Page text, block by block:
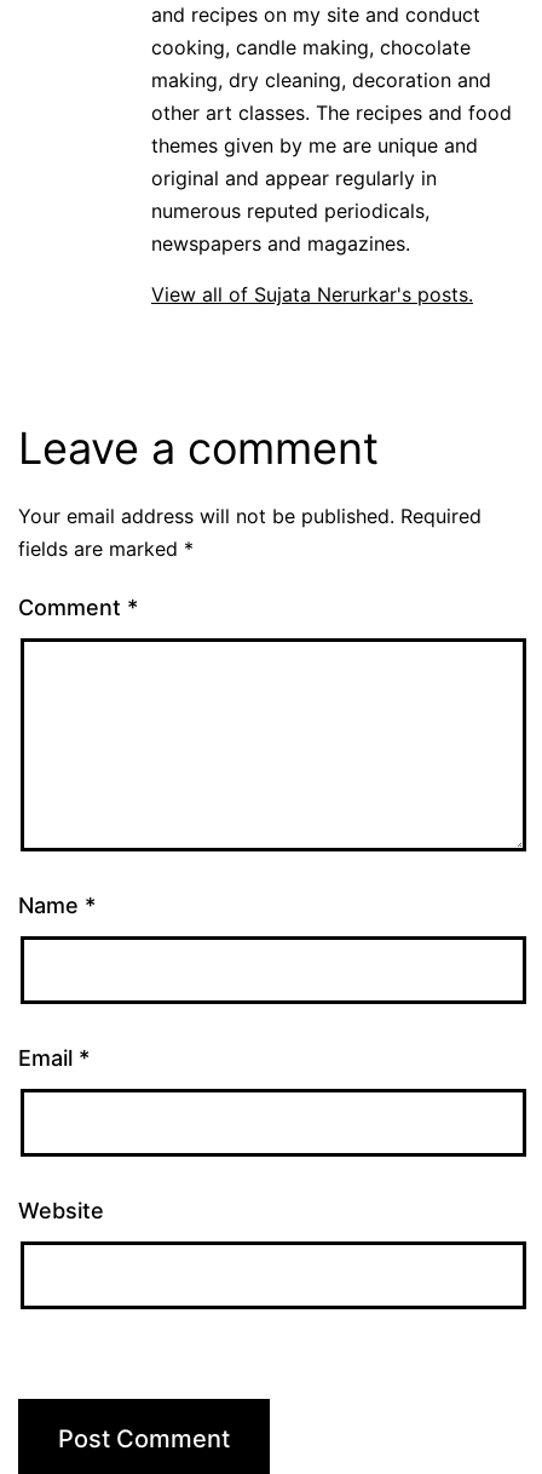
and recipes on my site and conduct
cooking, candle making, chocolate
making, dry cleaning, decoration and
other art classes. The recipes and food
themes given by me are unique and
original and appear regularly in
numerous reputed periodicals,
newspapers and magazines.
View all of Sujata Nerurkar's posts.
Leave a comment
Your email address will not be published. Required
fields are marked *
Comment *
Name *
Email *
Website